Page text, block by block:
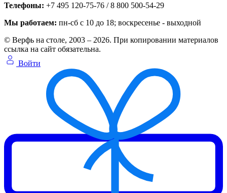
Телефоны: +7 495 120-75-76 / 8 800 500-54-29
Мы работаем: пн-сб с 10 до 18; воскресенье - выходной
© Верфь на столе, 2003 – 2026. При копировании материалов
ссылка на сайт обязательна.
Войти